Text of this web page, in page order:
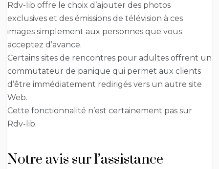
Rdv-lib offre le choix d’ajouter des photos
exclusives et des émissions de télévision à ces
images simplement aux personnes que vous
acceptez d’avance.
Certains sites de rencontres pour adultes offrent un
commutateur de panique qui permet aux clients
d’être immédiatement redirigés vers un autre site
Web.
Cette fonctionnalité n’est certainement pas sur
Rdv-lib.
Notre avis sur l’assistance